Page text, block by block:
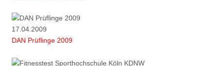
17.04.2009
DAN Prüflinge 2009